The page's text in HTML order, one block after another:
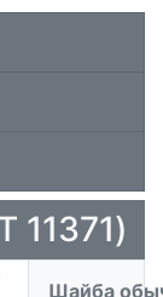
11371)
Шайба